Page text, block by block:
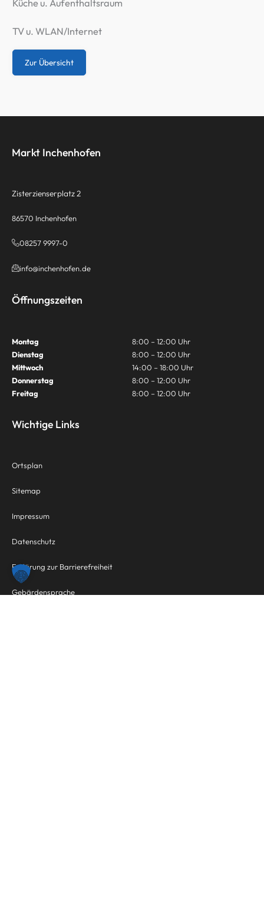
Küche u. Aufenthaltsraum
TV u. WLAN/Internet
Zur Übersicht
Markt Inchenhofen
Zisterzienserplatz 2
86570 Inchenhofen
08257 9997-0
info@inchenhofen.de
Öffnungszeiten
Montag
8:00 – 12:00 Uhr
Dienstag
8:00 – 12:00 Uhr
Mittwoch
14:00 – 18:00 Uhr
Donnerstag
8:00 – 12:00 Uhr
Freitag
8:00 – 12:00 Uhr
Wichtige Links
Ortsplan
Sitemap
Impressum
Datenschutz
Erklärung zur Barrierefreiheit
Gebärdensprache